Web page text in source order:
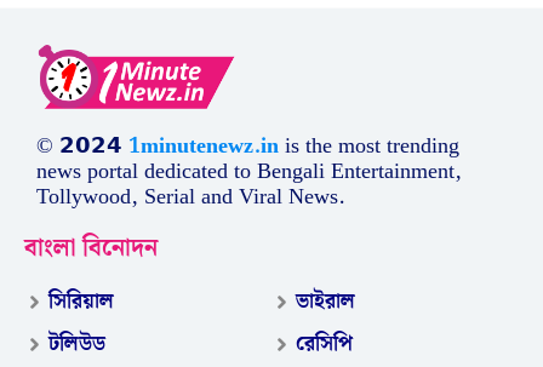
© 𝟮𝟬𝟮𝟰 1minutenewz.inis the most trending
news portal dedicated to Bengali Entertainment,
Tollywood, Serial and Viral News.
বাংলা বিনোদন
সিরিয়াল
টলিউড
ভাইরাল
রেসিপি